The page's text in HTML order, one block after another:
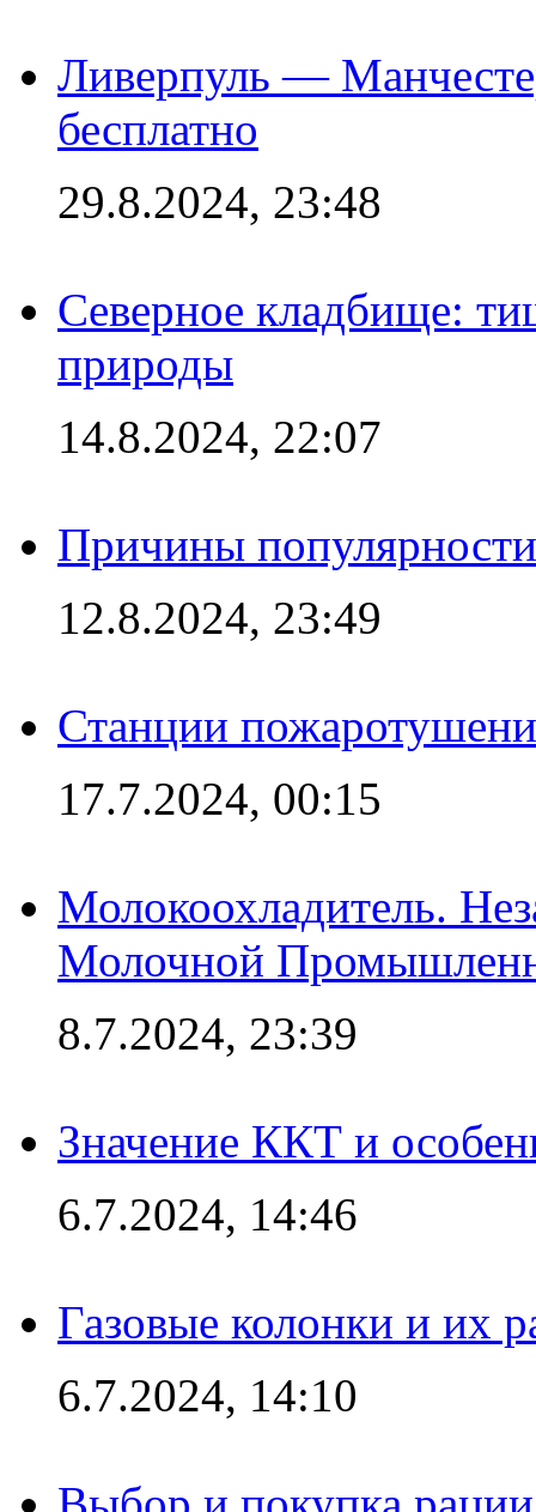
Ливерпуль —
бесплатно
29.8.2024, 23:48
Северное кладбище:
природы
14.8.2024, 22:07
Причины
12.8.2024, 23:49
Станции
17.7.2024, 00:15
Молокоохладитель.
Молочной
8.7.2024, 23:39
Значение ККТ и
6.7.2024, 14:46
Газовые колонки и их
6.7.2024, 14:10